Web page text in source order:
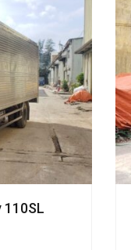
110SL